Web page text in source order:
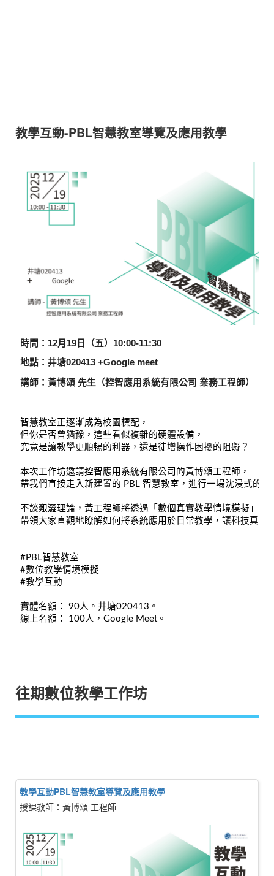
教學互動-PBL智慧教室導覽及應用教學
時間： 12月19日（五）10:00-11:30
地點： 井塘020413 +Google meet
講師：黃博頌 先生（控智應用系統有限公司 業務工程師）
智慧教室正逐漸成為校園標配，
但你是否曾猶豫，這些看似複雜的硬體設備，
究竟是讓教學更順暢的利器，還是徒增操作困擾的阻礙？
本次工作坊邀請控智應用系統有限公司的黃博頌工程師，
帶我們直接走入新建置的 PBL 智慧教室，進行一場沈浸式的導
不談艱澀理論，黃工程師將透過「數個真實教學情境模擬」，
帶領大家直觀地瞭解如何將系統應用於日常教學，讓科技真正
#PBL智慧教室
#數位教學情境模擬
#教學互動
實體名額： 90人。井塘020413。
線上名額： 100人，Google Meet。
往期數位教學工作坊
教學互動PBL智慧教室導覽及應用教學
授課教師：黃博頌 工程師